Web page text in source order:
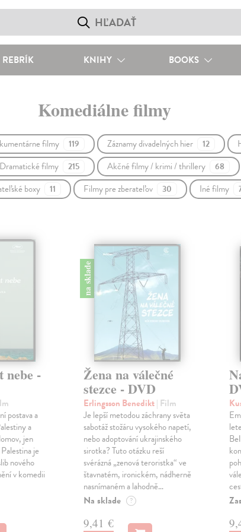
REBRÍK KNIHY BOOKS
Komediálne filmy
filmy 119 Záznamy divadelných hier 12
Dramatické filmy 215 Akčné filmy / krimi / thrillery 68
boxy 11 Filmy pre zberateľov 30 Iné filmy
nebe -
postava a
a
jen
je
nového
v komedii
na sklade
Žena na válečné
stezce - DVD
Erlingsson Benedikt| Film
Je lepší metodou záchrany světa
sabotáž stožáru vysokého napetí,
nebo adoptování ukrajinského
sirotka? Tuto otázku reší
svérázná „zenová teroristka“ ve
štavnatém, ironickém, nádherně
nasnímaném a lahodně…
Na sklade ?
9,41 €